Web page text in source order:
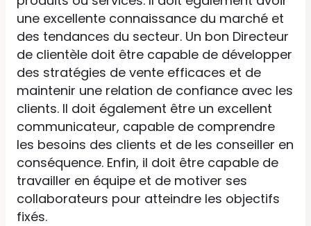
une excellente connaissance du marché et
des tendances du secteur. Un bon Directeur
de clientèle doit être capable de développer
des stratégies de vente efficaces et de
maintenir une relation de confiance avec les
clients. Il doit également être un excellent
communicateur, capable de comprendre
les besoins des clients et de les conseiller en
conséquence. Enfin, il doit être capable de
travailler en équipe et de motiver ses
collaborateurs pour atteindre les objectifs
fixés.